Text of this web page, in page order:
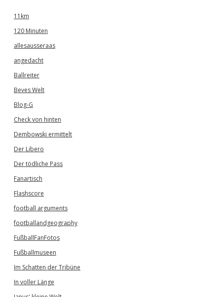
11km
120 Minuten
allesausseraas
angedacht
Ballreiter
Beves Welt
Blog-G
Check von hinten
Dembowski ermittelt
Der Libero
Der tödliche Pass
Fanartisch
Flashscore
football arguments
footballandgeography
FußballFanFotos
Fußballmuseen
Im Schatten der Tribüne
In voller Länge